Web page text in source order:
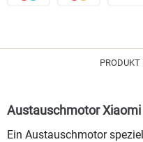
Austauschmotor
Ein Austauschmotor